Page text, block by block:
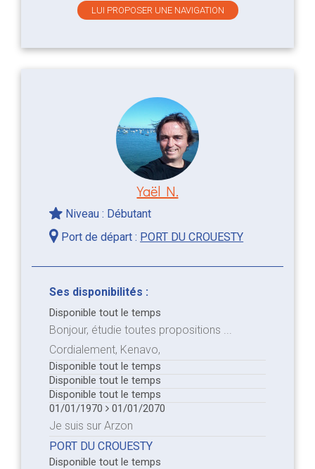
LUI PROPOSER UNE NAVIGATION
Yaël N.
Niveau : Débutant
Port de départ : PORT DU CROUESTY
Ses disponibilités :
Disponible tout le temps
Bonjour, étudie toutes propositions ...
Cordialement, Kenavo,
Disponible tout le temps
Disponible tout le temps
Disponible tout le temps
01/01/1970
01/01/2070
Je suis sur Arzon
PORT DU CROUESTY
Disponible tout le temps